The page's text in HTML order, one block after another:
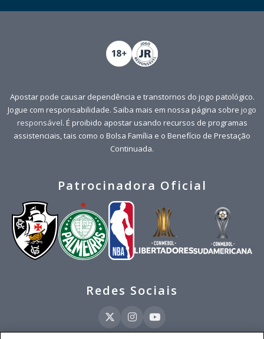
Apostar pode causar dependência e transtornos do jogo patológico.
Jogue com responsabilidade. Saiba mais em nossa página sobre jogo
responsável. É proibido apostar usando recursos de programas
assistenciais, tais como o Bolsa Família e o Benefício de Prestação
Continuada.
Patrocinadora Oficial
Redes Sociais